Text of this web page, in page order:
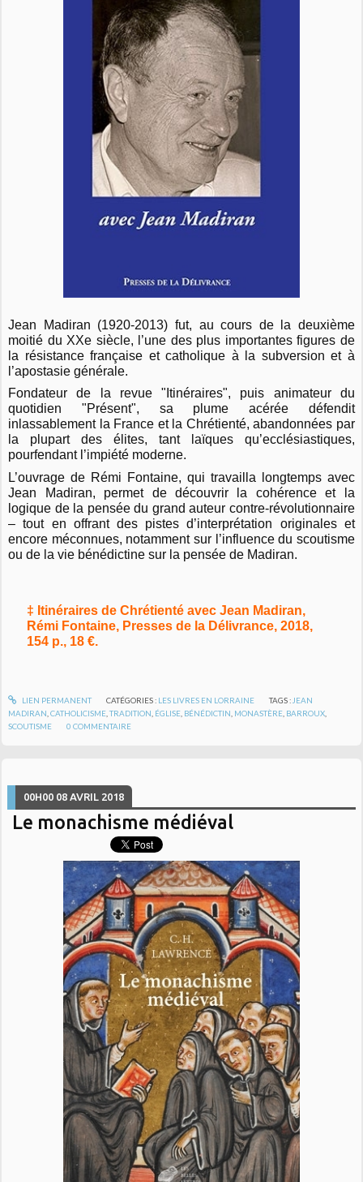
Jean Madiran (1920-2013) fut, au cours de la deuxième
moitié du XXe siècle, l’une des plus importantes figures de
la résistance française et catholique à la subversion et à
l’apostasie générale.
Fondateur de la revue "Itinéraires", puis animateur du
quotidien "Présent", sa plume acérée défendit
inlassablement la France et la Chrétienté, abandonnées par
la plupart des élites, tant laïques qu’ecclésiastiques,
pourfendant l’impiété moderne.
L’ouvrage de Rémi Fontaine, qui travai lla longtemps avec
Jean Madiran, permet de découvrir la cohérence et la
logique de la pensée du grand auteur contre-révolutionnaire
– tout en offrant des pistes d’interprétation originales et
encore méconnues, notamment sur l’influence du scoutisme
ou de la vie bénédictine sur la pensée de Madiran.
‡ Itinéraires de Chrétienté avec Jean Madiran,
Rémi Fontaine, Presses de la Délivrance, 2018,
154 p., 18 €.
LIEN PERMANENT CATÉGORIES : LES LIVRES EN LORRAINE TAGS : JEAN
MADIRAN ,CATHOLICISME ,TRADITION ÉGLISE BÉNÉDICTIN MONASTÈRE BARROUX
SCOUTISME
0 COMMENTAIRE
00H00 08 AVRIL 2018
Le monachisme médiéval